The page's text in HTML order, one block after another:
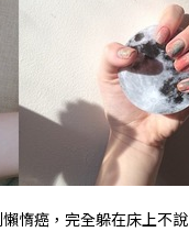
惰癌，完全躲在床上不說